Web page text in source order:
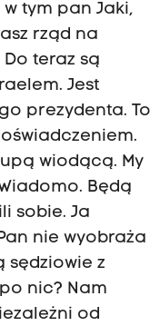
tym pan Jaki,
rząd na
teraz są
Jest
prezydenta. To
wiodącą. My
Będą
sobie. Ja
nie wyobraża
sędziowie z
nic? Nam
od